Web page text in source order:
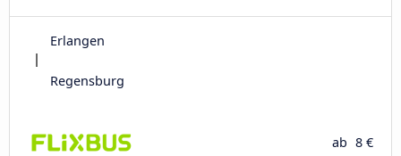
Erlangen
Regensburg
ab 8 €